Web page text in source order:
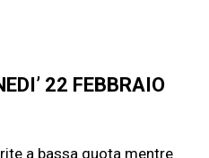
22 FEBBRAIO
a bassa quota mentre